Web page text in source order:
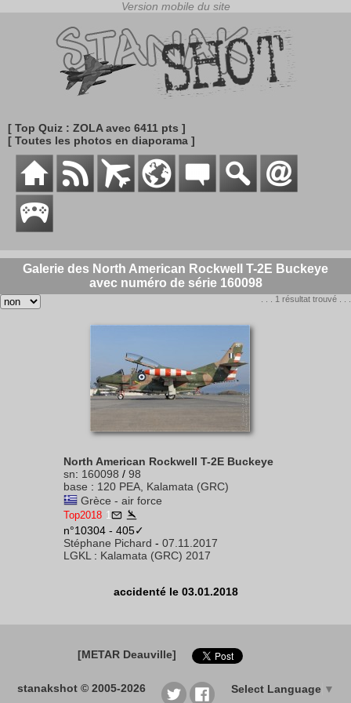
[ Top Quiz : ZOLA avec 6411 pts ]
[ Toutes les photos en diaporama ]
Galerie des North American Rockwell T-2E Buckeye
avec numéro de série 160098
. . . 1 résultat trouvé . . .
North American Rockwell T-2E Buckeye
sn: 160098 / 98
base : 120 PEA, Kalamata (GRC)
Grèce - air force
Top2018 1
n°10304 - 405✓
Stéphane Pichard - 07.11.2017
LGKL : Kalamata (GRC) 2017
accidenté le 03.01.2018
[METAR Deauville]
stanakshot © 2005-2026 Select Language ▼